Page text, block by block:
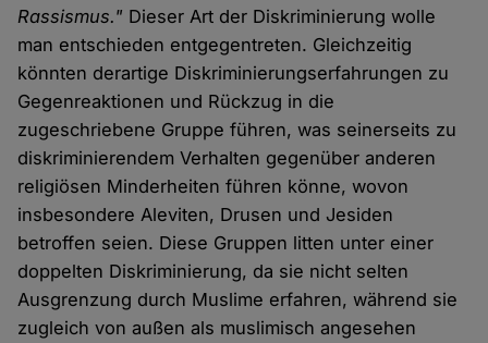
Rassismus." Dieser Art der Diskriminierung wolle
man entschieden entgegentreten. Gleichzeitig
könnten derartige Diskriminierungserfahrungen zu
Gegenreaktionen und Rückzug in die
zugeschriebene Gruppe führen, was seinerseits zu
diskriminierendem Verhalten gegenüber anderen
religiösen Minderheiten führen könne, wovon
insbesondere Aleviten, Drusen und Jesiden
betroffen seien. Diese Gruppen litten unter einer
doppelten Diskriminierung, da sie nicht selten
Ausgrenzung durch Muslime erfahren, während sie
zugleich von außen als muslimisch angesehen